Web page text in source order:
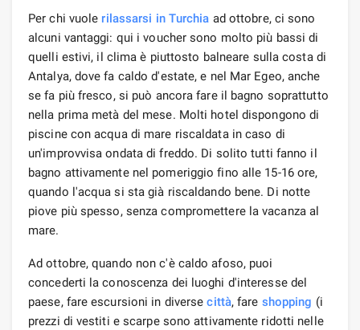
Per chi vuole rilassarsi in Turchia ad ottobre, ci sono
alcuni vantaggi: qui i voucher sono molto più bassi di
quelli estivi, il clima è piuttosto balneare sulla costa di
Antalya, dove fa caldo d'estate, e nel Mar Egeo, anche
se fa più fresco, si può ancora fare il bagno soprattutto
nella prima metà del mese. Molti hotel dispongono di
piscine con acqua di mare riscaldata in caso di
un'improvvisa ondata di freddo. Di solito tutti fanno il
bagno attivamente nel pomeriggio fino alle 15-16 ore,
quando l'acqua si sta già riscaldando bene. Di notte
piove più spesso, senza compromettere la vacanza al
mare.
Ad ottobre, quando non c'è caldo afoso, puoi
concederti la conoscenza dei luoghi d'interesse del
paese, fare escursioni in diversecittà, fare shopping (i
prezzi di vestiti e scarpe sono attivamente ridotti nelle